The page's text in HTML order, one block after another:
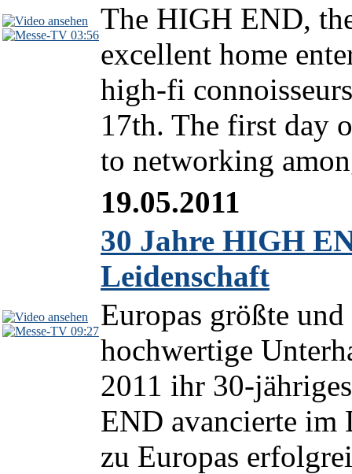
03:56The HIGH END,
excellent home
high-fi
17th. The first day
to networking
09:27
19.05.2011
30 Jahre HIGH
Leidenschaft
Europas größte
hochwertige
2011 ihr 30-
END avancierte im
zu Europas